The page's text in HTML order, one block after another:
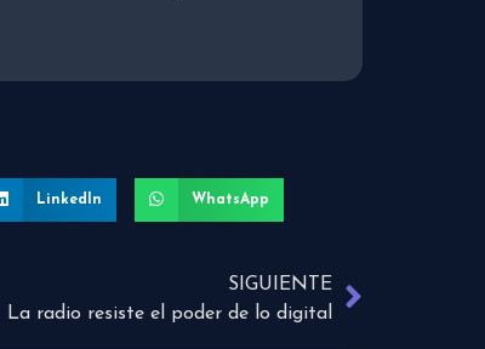
LinkedIn WhatsApp
SIGUIENTE
La radio resiste el poder de lo digital